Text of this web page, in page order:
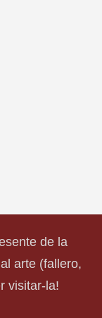
de la
arte (fallero,
visitar-la!